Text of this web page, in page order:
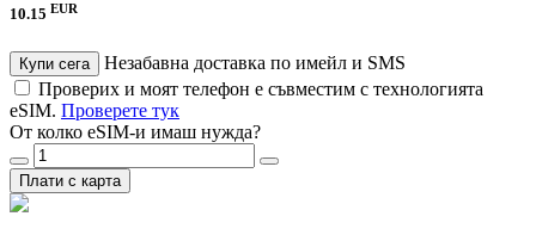
10.15 EUR
Купи сега
Незабавна доставка по имейл и SMS
Проверих и моят телефон е съвместим с технологията
eSIM. Проверете тук
От колко eSIM-и имаш нужда?
Плати с карта